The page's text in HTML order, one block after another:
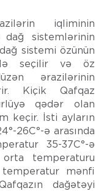
iqliminin
dağ sistem­lərinin
sistemi özünün
seçilir və öz
ərazilərinin
Kiçik Qafqaz
qədər olan
keçir. İsti ayların
26C°-ə arasında
35-37C°-ə
temperaturu
temperatur mənfi
dağətəyi